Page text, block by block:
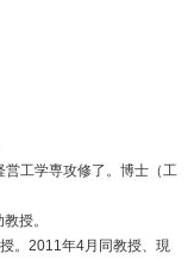
工学専攻修了。博士（工
授。
。2011年4月同教授、現